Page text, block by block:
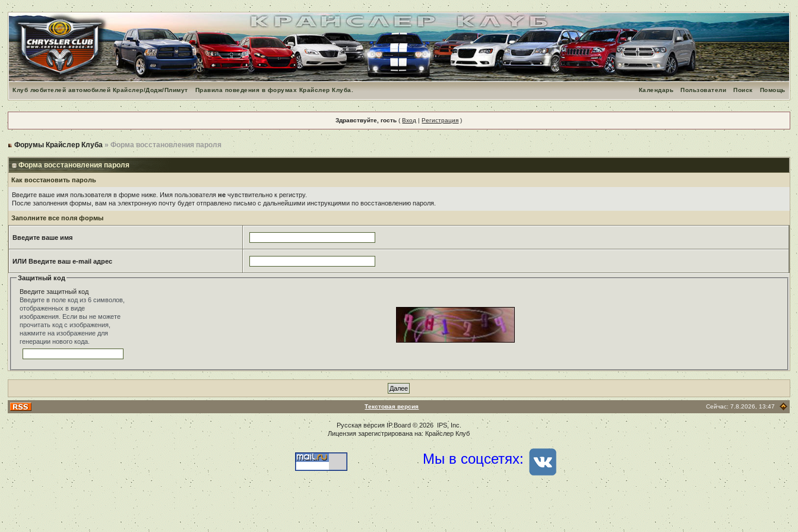
Клуб любителей автомобилей Крайслер/Додж/Плимут Правила поведения в форумах Крайслер Клуба. Помощь
Поиск
Пользователи
Календарь
Здравствуйте, гость (Вход |Регистрация )
Форумы Крайслер Клуба » Форма восстановления пароля
Форма восстановления пароля
Как восстановить пароль
Введите ваше имя пользователя в форме ниже. Имя пользователяне чувствительно к регистру.
После заполнения формы, вам на электронную почту будет отправлено письмо с дальнейшими инструкциями по восстановлению пароля.
Заполните все поля формы
Введите ваше имя
ИЛИ Введите ваш e-mail адрес
Защитный код
Введите защитный код
Введите в поле код из 6 символов,
отображенных в виде
изображения. Если вы не можете
прочитать код с изображения,
нажмите на изображение для
генерации нового кода.
Текстовая версия Сейчас: 7.8.2026, 13:47
Русская версия IP.Board© 2026 IPS, Inc
Лицензия зарегистрирована на: Крайслер Клуб
Мы в соцсетях: